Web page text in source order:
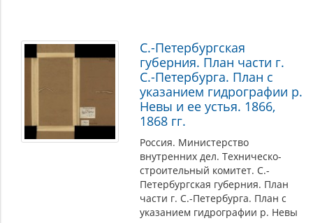
С.-Петербургская
губерния. План части г.
С.-Петербурга. План с
указанием гидрографии р.
Невы и ее устья. 1866,
1868 гг.
Россия. Министерство
внутренних дел. Техническо-
строительный комитет. С.-
Петербургская губерния. План
части г. С.-Петербурга. План с
указанием гидрографии р. Невы